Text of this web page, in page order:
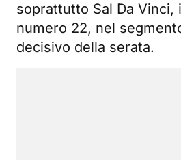
soprattutto Sal Da Vinci,
numero 22, nel
decisivo della serata.